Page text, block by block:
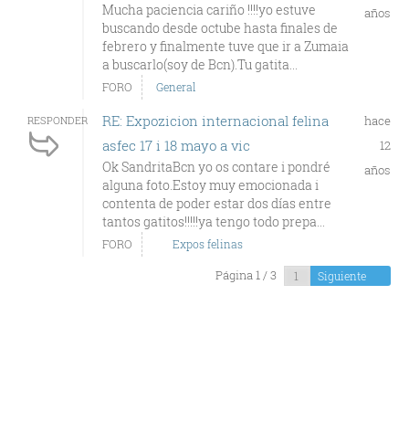
Mucha paciencia cariño !!!!yo estuve
buscando desde octube hasta finales de
febrero y finalmente tuve que ir a Zumaia
a buscarlo(soy de Bcn).Tu gatita...
años
FORO General
RESPONDER
RE: Expozicion internacional felina
asfec 17 i 18 mayo a vic
Ok SandritaBcn yo os contare i pondré
alguna foto.Estoy muy emocionada i
contenta de poder estar dos días entre
tantos gatitos!!!!!ya tengo todo prepa...
hace
12
años
FORO Expos felinas
Página 1 / 3 Siguiente